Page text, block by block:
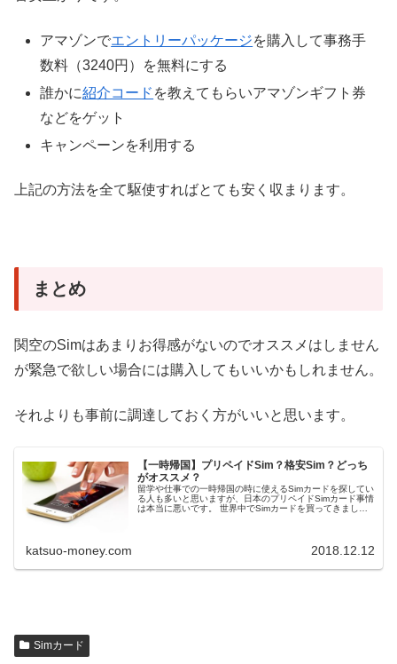
アマゾンでエントリーパッケージを購入して事務手
数料（3240円）を無料にする
誰かに紹介コード を教えてもらいアマゾンギフト券
などをゲット
キャンペーンを利用する
上記の方法を全て駆使すればとても安く収まります。
まとめ
関空のSimはあまりお得感がないのでオススメはしません
が緊急で欲しい場合には購入してもいいかもしれません。
それよりも事前に調達しておく方がいいと思います。
【一時帰国】プリペイドSim？格安Sim？どっち
がオススメ？
留学や仕事での一時帰国の時に使えるSimカードを探してい
る人も多いと思いますが、日本のプリペイドSimカード事情
は本当に悪いです。 世界中でSimカードを買ってきました
katsuo-money.com 2018.12.12
Simカード